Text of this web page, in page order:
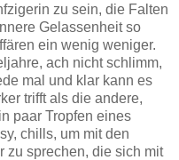
zu sein, die Falten
Gelassenheit so
ein wenig weniger.
ach nicht schlimm,
mal und klar kann es
trifft als die andere,
paar Tropfen eines
chills, um mit den
zu sprechen, die sich mit